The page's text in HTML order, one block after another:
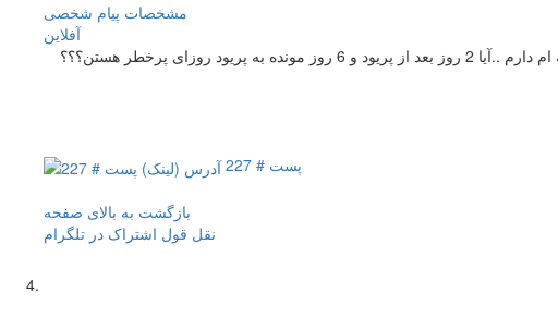
مشخصات پیام شخصی
آفلاين
روز مونده به پریود روزای پرخطر هستن؟؟؟
پست # 227
بازگشت به بالای صفحه
نقل قول اشتراک در تلگرام